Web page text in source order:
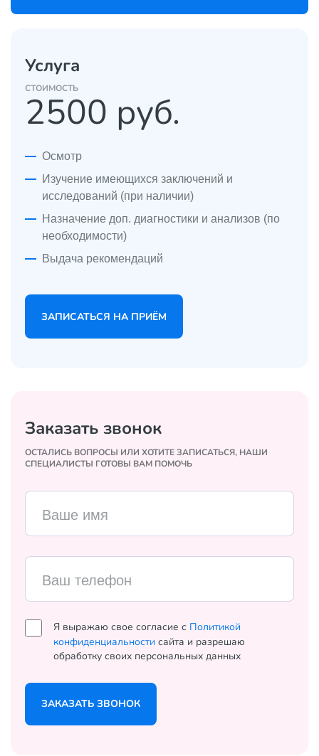
Услуга
CТОИМОСТЬ
2500 руб.
Осмотр
Изучение имеющихся заключений и
исследований (при наличии)
Назначение доп. диагностики и анализов (по
необходимости)
Выдача рекомендаций
ЗАПИСАТЬСЯ НА ПРИЁМ
Заказать звонок
ОСТАЛИСЬ ВОПРОСЫ ИЛИ ХОТИТЕ ЗАПИСАТЬСЯ, НАШИ
СПЕЦИАЛИСТЫ ГОТОВЫ ВАМ ПОМОЧЬ
Ваше имя
Ваш телефон
Я выражаю свое согласие с Политикой
конфиденциальности сайта и разрешаю
обработку своих персональных данных
ЗАКАЗАТЬ ЗВОНОК